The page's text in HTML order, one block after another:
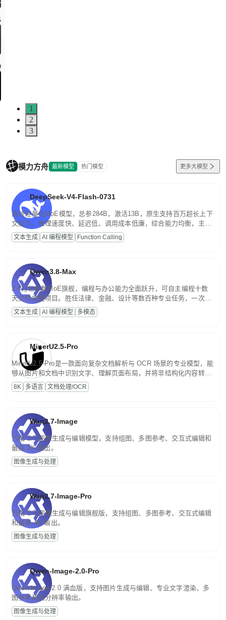
1
2
3
模力方舟 最新模型 热门模型 更多大模型
DeepSeek-V4-Flash-0731
高效轻量化MoE模型，总参284B，激活13B，原生支持百万超长上下
文能力。推理速度快、延迟低、调用成本低廉，综合能力均衡，主打
高并发、轻量化任务，适合日常对话、内容创作、基础 RAG、批量
文案处理等普惠刚需场景。
文本生成 AI 编程模型 Function Calling
Qwen3.8-Max
2.4万亿参数MoE旗舰，编程与办公能力全面跃升，可自主编程十数
天交付完整项目。胜任法律、金融、设计等数百种专业任务，一次对
话端到端交付生产级成果。原生视觉理解贯穿规划、执行与验证全流
程，支持超长文档与长视频的深度语义解析。长程任务中自主规划与
文本生成 AI 编程模型 多模态
MinerU2.5-Pro
MinerU2.5-Pro是一款面向复杂文档解析与 OCR 场景的专业模型，能
够从图片和文档中识别文字、理解页面布局，并将非结构化内容转换
为便于存储、检索和二次处理的结构化结果。
8K 多语言 文档处理/OCR
Wan2.7-Image
万相 2.7 图像生成与编辑模型，支持组图、多图参考、交互式编辑和
最高 2K 输出。
图像生成与处理
Wan2.7-Image-Pro
万相 2.7 图像生成与编辑旗舰版，支持组图、多图参考、交互式编辑
和最高 4K 输出。
图像生成与处理
Qwen-Image-2.0-Pro
Qwen-Image-2.0 满血版，支持图片生成与编辑、专业文字渲染、多
图参考和高分辨率输出。
图像生成与处理